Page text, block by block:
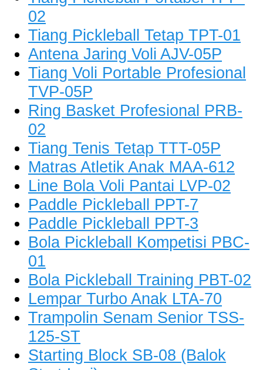
02
Tiang Pickleball Tetap TPT-01
Antena Jaring Voli AJV-05P
Tiang Voli Portable Profesional
TVP-05P
Ring Basket Profesional PRB-
02
Tiang Tenis Tetap TTT-05P
Matras Atletik Anak MAA-612
Line Bola Voli Pantai LVP-02
Paddle Pickleball PPT-7
Paddle Pickleball PPT-3
Bola Pickleball Kompetisi PBC-
01
Bola Pickleball Training PBT-02
Lempar Turbo Anak LTA-70
Trampolin Senam Senior TSS-
125-ST
Starting Block SB-08 (Balok